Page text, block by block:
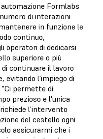
Formlabs
di interazioni
in funzione le
continuo,
operatori di dedicarsi
superiore o più
continuare il lavoro
evitando l'impiego di
permette di
prezioso e l'unica
l'intervento
del cestello ogni
assicurarmi che i